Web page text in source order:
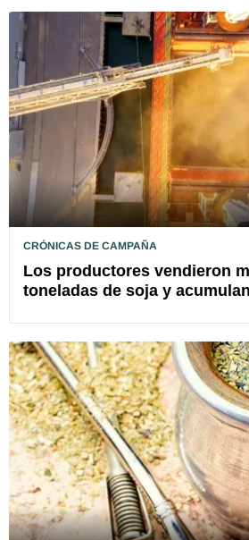
CRÓNICAS DE CAMPAÑA
Los productores vendieron
toneladas de soja y